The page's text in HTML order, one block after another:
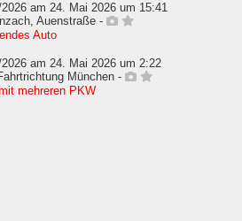
2026 am 24. Mai 2026 um 15:41
Auenstraße -
Auto
2026 am 24. Mai 2026 um 2:22
München -
mehreren PKW